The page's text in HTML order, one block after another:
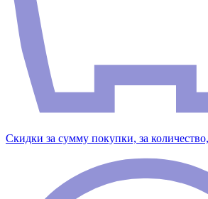
Скидки за сумму покупки, за